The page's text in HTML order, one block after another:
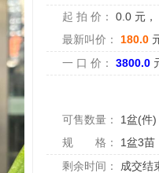
起 拍 价：
0.0 元，
最新叫价：
180.0
一 口 价：
3800.0
可售数量： 1盆(件)
规 格：
1盆3苗
剩余时间：
成交结